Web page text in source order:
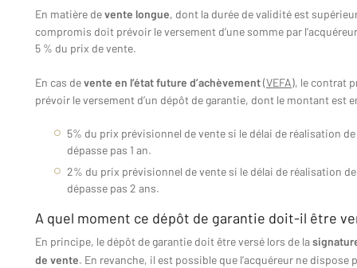
En matière devente longue, dont la durée de validité est
compromis doit prévoir le versement d’une somme par
5 % du prix de vente.
En cas devente en l’état future d’achèvement(VEFA), le contrat
prévoir le versement d’un dépôt de garantie, dont le montant est
5% du prix prévisionnel de vente si le délai de réalisation
dépasse pas 1 an.
2% du prix prévisionnel de vente si le délai de réalisation
dépasse pas 2 ans.
A quel moment ce dépôt de garantie doit-il être
En principe, le dépôt de garantie doit être versé lors de la
de vente. En revanche, il est possible que l’acquéreur ne dispose